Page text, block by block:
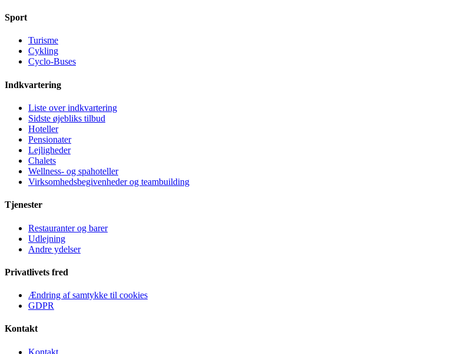
Sport
Turisme
Cykling
Cyclo-Buses
Indkvartering
Liste over indkvartering
Sidste øjebliks tilbud
Hoteller
Pensionater
Lejligheder
Chalets
Wellness- og spahoteller
Virksomhedsbegivenheder og teambuilding
Tjenester
Restauranter og barer
Udlejning
Andre ydelser
Privatlivets fred
Ændring af samtykke til cookies
GDPR
Kontakt
Kontakt